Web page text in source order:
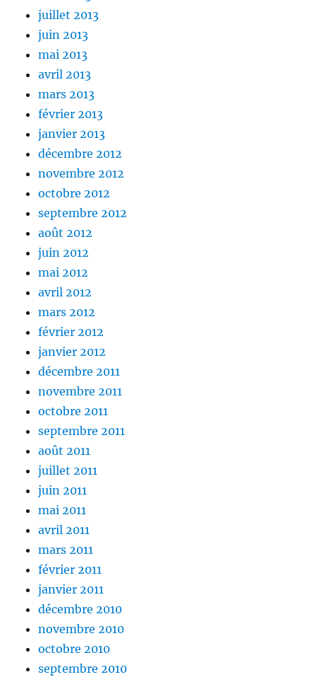
juillet 2013
juin 2013
mai 2013
avril 2013
mars 2013
février 2013
janvier 2013
décembre 2012
novembre 2012
octobre 2012
septembre 2012
août 2012
juin 2012
mai 2012
avril 2012
mars 2012
février 2012
janvier 2012
décembre 2011
novembre 2011
octobre 2011
septembre 2011
août 2011
juillet 2011
juin 2011
mai 2011
avril 2011
mars 2011
février 2011
janvier 2011
décembre 2010
novembre 2010
octobre 2010
septembre 2010